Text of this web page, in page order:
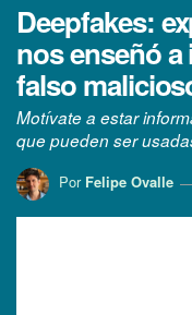
Deepfakes:
nos enseñó
falso
Motívate a estar
que pueden ser
Por Felipe Ovalle